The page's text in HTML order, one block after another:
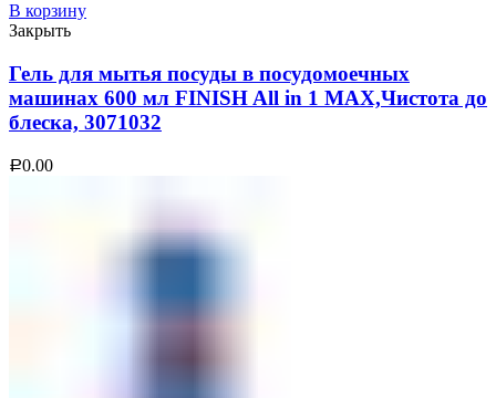
В корзину
Закрыть
Гель для мытья посуды в посудомоечных
машинах 600 мл FINISH All in 1 MAX,Чистота до
блеска, 3071032
Р0.00